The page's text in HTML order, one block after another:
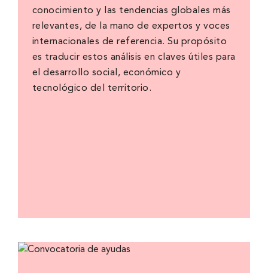
conocimiento y las tendencias globales más
relevantes, de la mano de expertos y voces
internacionales de referencia. Su propósito
es traducir estos análisis en claves útiles para
el desarrollo social, económico y
tecnológico del territorio.